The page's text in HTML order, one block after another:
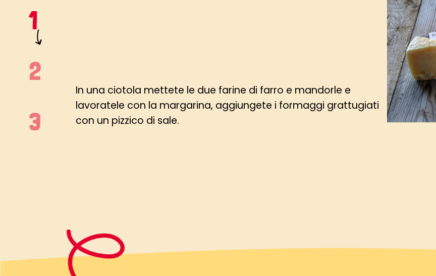
In una ciotola mettete le due farine di farro e mandorle e
lavoratele con la margarina, aggiungete i formaggi grattugiati
con un pizzico di sale.